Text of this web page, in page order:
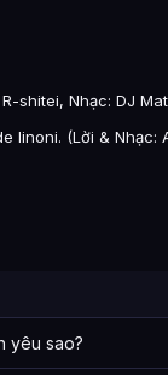
shitei, Nhạc: DJ
Iinoni. (Lời & Nhạc:
yêu sao?